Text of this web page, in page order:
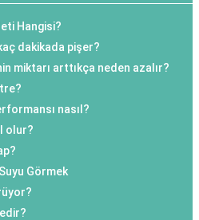
Hangisi?
dakikada pişer?
miktarı arttıkça neden azalır?
nasıl?
olur?
Görmek